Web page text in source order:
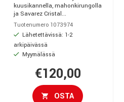
kuusikannella, mahonkirungolla
ja Savarez Cristal...
Tuotenumero 1073974
Lähetettävissä: 1-2
arkipäivässä
Myymälässä
€120,00
OSTA